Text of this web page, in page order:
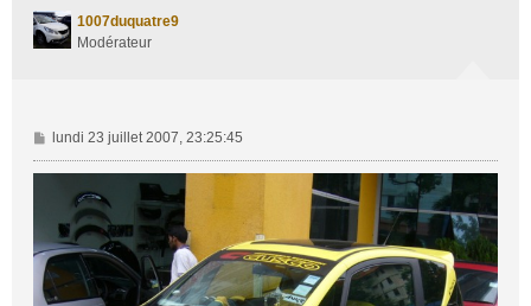
1007duquatre9
Modérateur
M
e
s
g
e
lundi 23 juillet 2007, 23:25:45